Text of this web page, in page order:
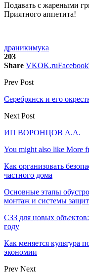
Подавать с жареными
Приятного аппетита!
драникимука
203
Share VKOK.ruFacebook
Prev Post
Серебрянск и его
Next Post
ИП ВОРОНЦОВ А.А.
You might also like More
Как организовать
частного дома
Основные этапы
монтаж и системы
СЗЗ для новых
году
Как меняется культура
экономии
Prev Next